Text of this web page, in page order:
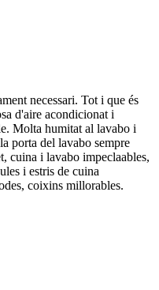
necessari. Tot i que és
d'aire acondicionat i
Molta humitat al lavabo i
porta del lavabo sempre
cuina i lavabo impeclaables,
i estris de cuina
coixins millorables.